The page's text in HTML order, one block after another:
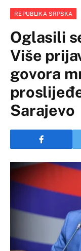
REPUBLIKA SRPSKA
Oglasili
Više
govora
Sarajevo